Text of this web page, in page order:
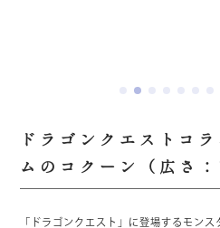
ドラゴンクエストコ
ムのコクーン（広さ
「ドラゴンクエスト」に登場するモン